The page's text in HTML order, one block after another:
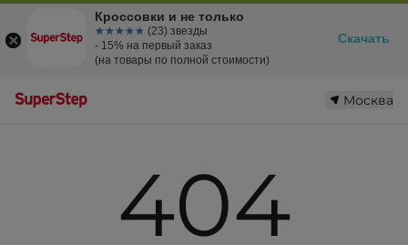
Москва
404
Кроссовки и не только
☆☆☆☆☆
★★★★★ (23) звезды
- 15% на первый заказ
(на товары по полной стоимости)
Скачать